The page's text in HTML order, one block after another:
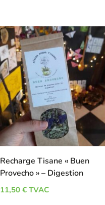
Recharge Tisane « Buen
Provecho » – Digestion
11,50€ TVAC